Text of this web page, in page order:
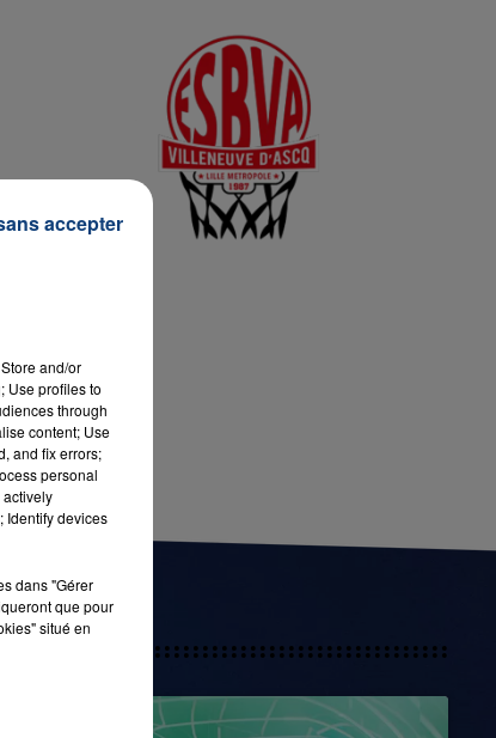
7h00 - 12h00
LA TEAM DU WEEK-END
and/or
Use profiles to
through
content; Use
and fix errors;
personal
Identify devices
dans "Gérer
que pour
situé en
accepter